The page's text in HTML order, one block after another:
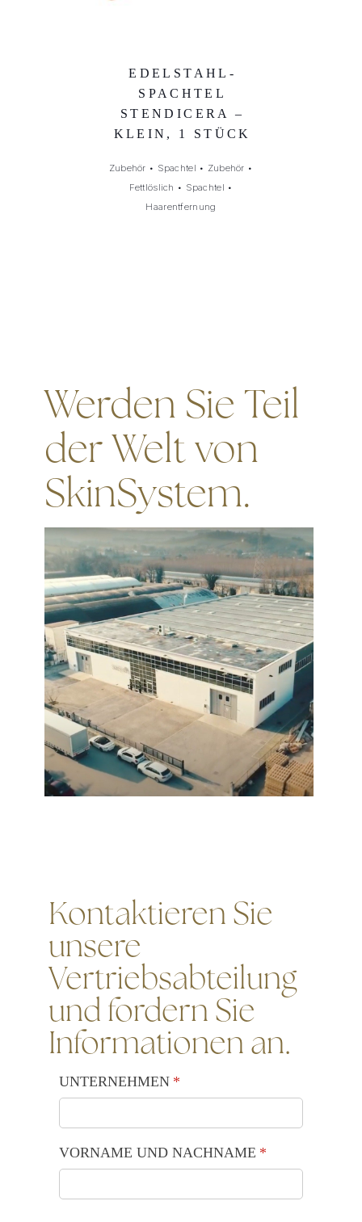
EDELSTAHL-
SPACHTEL
STENDICERA –
KLEIN, 1 STÜCK
Zubehör • Spachtel • Zubehör •
Fettlöslich • Spachtel •
Haarentfernung
Werden Sie Teil
der Welt von
SkinSystem.
Kontaktieren Sie
unsere
Vertriebsabteilung
und fordern Sie
Informationen an.
UNTERNEHMEN *
(is vereist)
VORNAME UND NACHNAME *
(is vereist)